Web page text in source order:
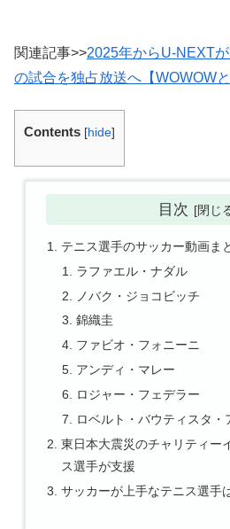
関連記事>>2025年からU-NEXT
の試合を独占放送へ【WOWOW
Contents [hide]
目次
テニス選手のサッカー動画ま
ラファエル・ナダル
ノバク・ジョコビッチ
錦織圭
ファビオ・フォニーニ
アンディ・マレー
ロジャー・フェデラー
ロベルト・バウティスタ・
東日本大震災のチャリティー
ス選手が支援
サッカーが上手なテニス選手